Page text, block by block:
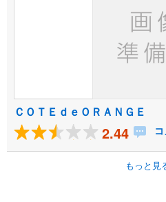
ＣＯＴＥｄｅＯＲＡＮＧＥ
2.44
もっと見